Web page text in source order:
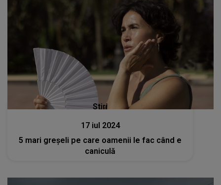
Stiri
17 iul 2024
5 mari greșeli pe care oamenii le fac când e
caniculă